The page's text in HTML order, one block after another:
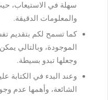
سهلة في الاستيعاب،
والمعلومات الدقيقة.
كما تسمح لكم بتقديم
الموجودة، وبالتالي
وجعلها تبدو بسيطة.
وعند البدء في الكتابة
الشائعة، وأهمها عدم